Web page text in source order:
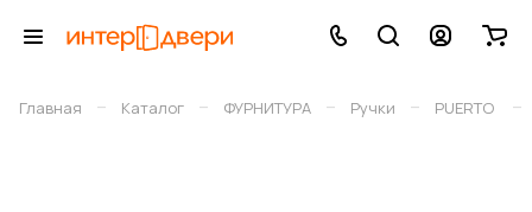
Главная – Каталог – ФУРНИТУРА – Ручки – PUERTO –